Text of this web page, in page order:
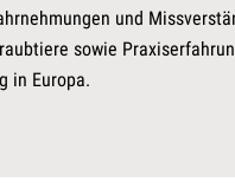
und
sowie
in Europa.